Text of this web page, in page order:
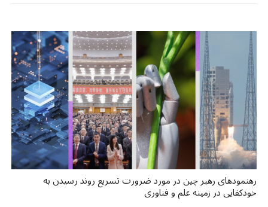
رهنمودهای رهبر چین در مورد ضرورت تسریع روند رسیدن به
خودکفایی در زمینه علم و فناوری